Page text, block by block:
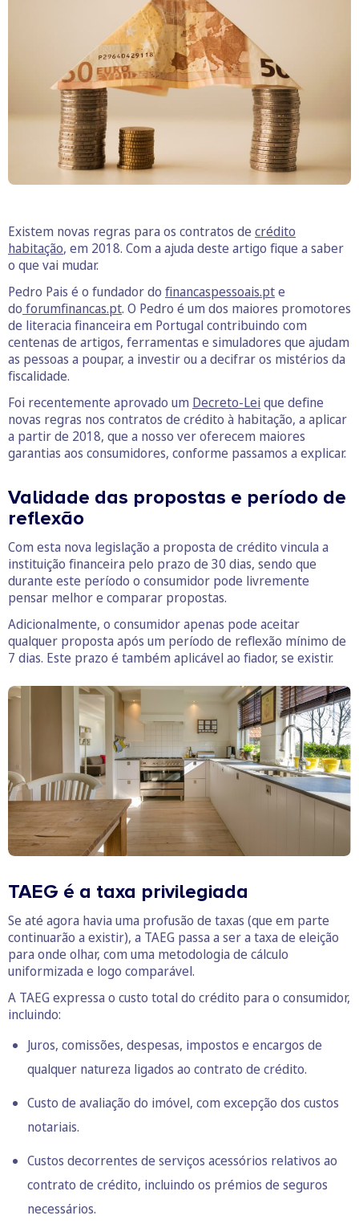
Existem novas regras para os contratos de crédito
habitação, em 2018. Com a ajuda deste artigo fique a saber
o que vai mudar.
Pedro Pais é o fundador do financaspessoais.pte
do forumfinancas.pt. O Pedro é um dos maiores promotores
de literacia financeira em Portugal contribuindo com
centenas de artigos, ferramentas e simuladores que ajudam
as pessoas a poupar, a investir ou a decifrar os mistérios da
fiscalidade.
Foi recentemente aprovado um Decreto-Lei que define
novas regras nos contratos de crédito à habitação, a aplicar
a partir de 2018, que a nosso ver oferecem maiores
garantias aos consumidores, conforme passamos a explicar.
Validade das propostas e período de
reflexão
Com esta nova legislação a proposta de crédito vincula a
instituição financeira pelo prazo de 30 dias, sendo que
durante este período o consumidor pode livremente
pensar melhor e comparar propostas.
Adicionalmente, o consumidor apenas pode aceitar
qualquer proposta após um período de reflexão mínimo de
7 dias. Este prazo é também aplicável ao fiador, se existir.
TAEG é a taxa privilegiada
Se até agora havia uma profusão de taxas (que em parte
continuarão a existir), a TAEG passa a ser a taxa de eleição
para onde olhar, com uma metodologia de cálculo
uniformizada e logo comparável.
A TAEG expressa o custo total do crédito para o consumidor,
incluindo:
Juros, comissões, despesas, impostos e encargos de
qualquer natureza ligados ao contrato de crédito.
Custo de avaliação do imóvel, com excepção dos custos
notariais.
Custos decorrentes de serviços acessórios relativos ao
contrato de crédito, incluindo os prémios de seguros
necessários.